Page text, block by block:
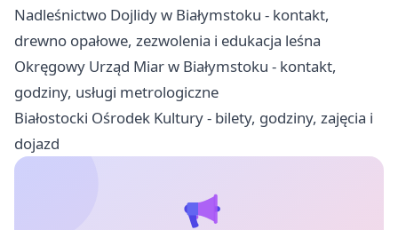
Nadleśnictwo Dojlidy w Białymstoku - kontakt,
drewno opałowe, zezwolenia i edukacja leśna
Okręgowy Urząd Miar w Białymstoku - kontakt,
godziny, usługi metrologiczne
Białostocki Ośrodek Kultury - bilety, godziny, zajęcia i
dojazd